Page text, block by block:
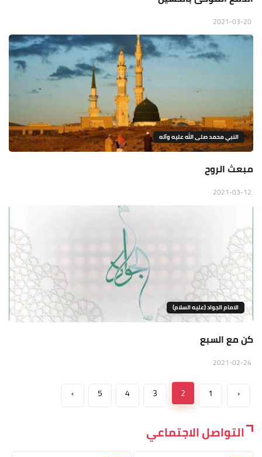
النبي محمد صلى الله عليه وآله
مبعث الروح
الامام الجواد (عليه السلام)
كن مع السبع
‹
1
2
3
4
5
›
التواصل الاجتماعي